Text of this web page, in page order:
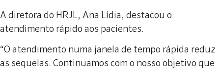
A diretora do HRJL, Ana Lídia, destacou o
atendimento rápido aos pacientes.
“O atendimento numa janela de tempo rápida reduz
as sequelas. Continuamos com o nosso objetivo que